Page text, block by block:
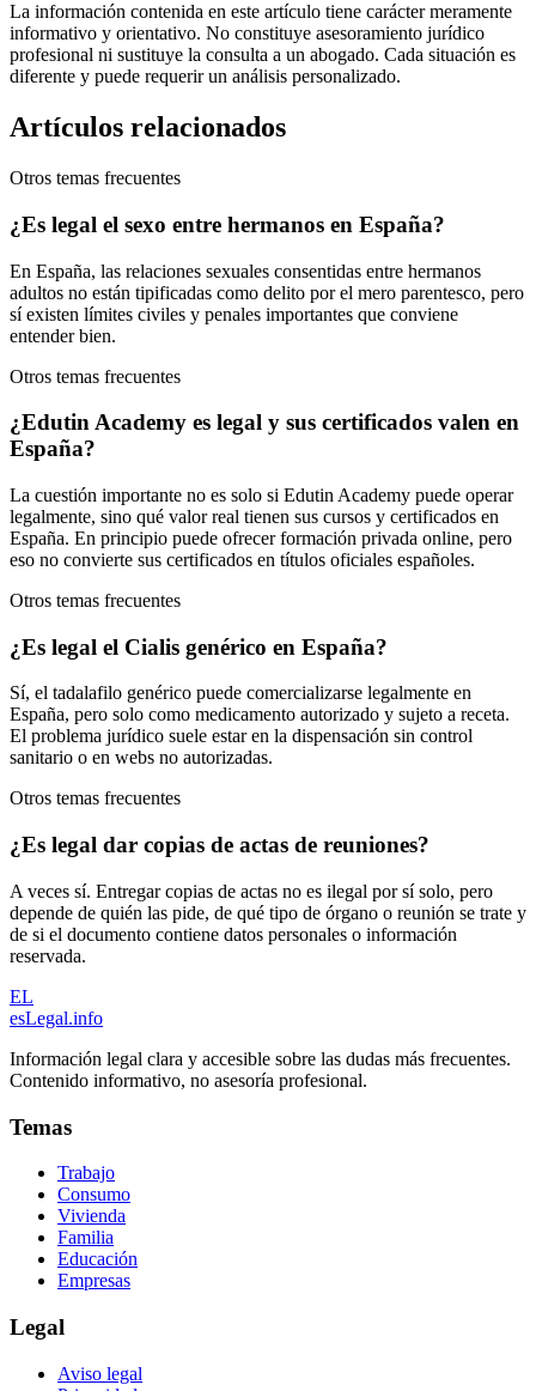
La información contenida en este artículo tiene carácter meramente
informativo y orientativo. No constituye asesoramiento jurídico
profesional ni sustituye la consulta a un abogado. Cada situación es
diferente y puede requerir un análisis personalizado.
Artículos relacionados
Otros temas frecuentes
¿Es legal el sexo entre hermanos en España?
En España, las relaciones sexuales consentidas entre hermanos
adultos no están tipificadas como delito por el mero parentesco, pero
sí existen límites civiles y penales importantes que conviene
entender bien.
Otros temas frecuentes
¿Edutin Academy es legal y sus certificados valen en
España?
La cuestión importante no es solo si Edutin Academy puede operar
legalmente, sino qué valor real tienen sus cursos y certificados en
España. En principio puede ofrecer formación privada online, pero
eso no convierte sus certificados en títulos oficiales españoles.
Otros temas frecuentes
¿Es legal el Cialis genérico en España?
Sí, el tadalafilo genérico puede comercializarse legalmente en
España, pero solo como medicamento autorizado y sujeto a receta.
El problema jurídico suele estar en la dispensación sin control
sanitario o en webs no autorizadas.
Otros temas frecuentes
¿Es legal dar copias de actas de reuniones?
A veces sí. Entregar copias de actas no es ilegal por sí solo, pero
depende de quién las pide, de qué tipo de órgano o reunión se trate y
de si el documento contiene datos personales o información
reservada.
EL
esLegal.info
Información legal clara y accesible sobre las dudas más frecuentes.
Contenido informativo, no asesoría profesional.
Temas
Trabajo
Consumo
Vivienda
Familia
Educación
Empresas
Legal
Aviso legal